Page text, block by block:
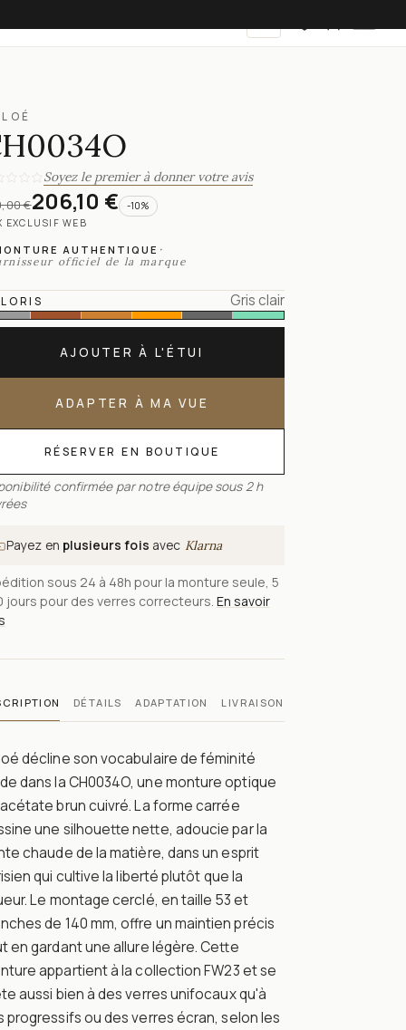
Soyez le premier à donner votre avis
€206,10 € -10%
EXCLUSIF WEB
AUTHENTIQUE ·
officiel de la marque
Gris clair
AJOUTER À L'ÉTUI
ADAPTER À MA VUE
RÉSERVER EN BOUTIQUE
confirmée par notre équipe sous 2 h
Payez en plusieurs fois avec Klarna
sous 24 à 48h pour la monture seule, 5
jours pour des verres correcteurs. En savoir
DÉTAILS ADAPTATION LIVRAISON
décline son vocabulaire de féminité
dans la CH0034O, une monture optique
brun cuivré. La forme carrée
une silhouette nette, adoucie par la
chaude de la matière, dans un esprit
qui cultive la liberté plutôt que la
Le montage cerclé, en taille 53 et
de 140 mm, offre un maintien précis
en gardant une allure légère. Cette
appartient à la collection FW23 et se
aussi bien à des verres unifocaux qu'à
progressifs ou des verres écran, selon les